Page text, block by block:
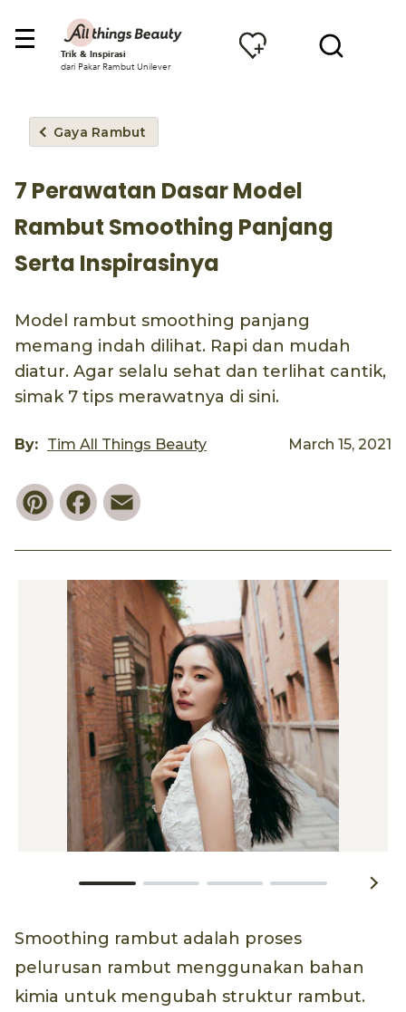
Trik & Inspirasi
dari Pakar Rambut Unilever
Gaya Rambut
7 Perawatan Dasar Model
Rambut Smoothing Panjang
Serta Inspirasinya
Model rambut smoothing panjang
memang indah dilihat. Rapi dan mudah
diatur. Agar selalu sehat dan terlihat cantik,
simak 7 tips merawatnya di sini.
By: Tim All Things Beauty March 15, 2021
PinterestFacebook
Smoothing rambut adalah proses
pelurusan rambut menggunakan bahan
kimia untuk mengubah struktur rambut.